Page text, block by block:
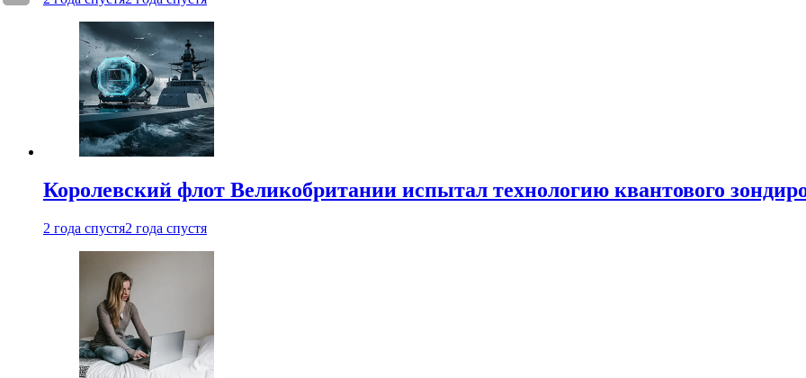
Королевский флот Великобритании испытал технологию квантового
2 года спустя2 года спустя